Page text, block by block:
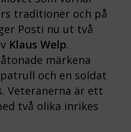
traditioner och på
Posti nu ut två
Klaus Welp.
märkena
och en soldat
Veteranerna är ett
två olika inrikes